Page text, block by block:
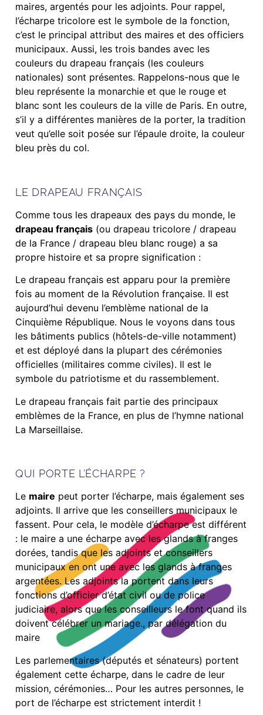
maires, argentés pour les adjoints. Pour rappel,
l’écharpe tricolore est le symbole de la fonction,
c’est le principal attribut des maires et des officiers
municipaux. Aussi, les trois bandes avec les
couleurs du drapeau français (les couleurs
nationales) sont présentes. Rappelons-nous que le
bleu représente la monarchie et que le rouge et
blanc sont les couleurs de la ville de Paris. En outre,
s’il y a différentes manières de la porter, la tradition
veut qu’elle soit posée sur l’épaule droite, la couleur
bleu près du col.
LE DRAPEAU FRANÇAIS
Comme tous les drapeaux des pays du monde, le
drapeau français (ou drapeau tricolore / drapeau
de la France / drapeau bleu blanc rouge) a sa
propre histoire et sa propre signification :
Le drapeau français est apparu pour la première
fois au moment de la Révolution française. Il est
aujourd’hui devenu l’emblème national de la
Cinquième République. Nous le voyons dans tous
les bâtiments publics (hôtels-de-ville notamment)
et est déployé dans la plupart des cérémonies
officielles (militaires comme civiles). Il est le
symbole du patriotisme et du rassemblement.
Le drapeau français fait partie des principaux
emblèmes de la France, en plus de l’hymne national
La Marseillaise.
QUI PORTE L’ÉCHARPE ?
Le maire peut porter l’écharpe, mais également ses
adjoints. Il arrive que les conseillers municipaux le
fassent. Pour cela, le modèle d’écharpe est différent
: le maire a une écharpe avec les glands à franges
dorées, tandis que les adjoints et conseillers
municipaux en ont une avec les glands à franges
argentées. Les adjoints la portent dans leurs
fonctions d’officier d’état civil ou de police
judiciaire, alors que les conseilleurs le font quand ils
doivent célébrer un mariage., par délégation du
maire
Les parlementaires (députés et sénateurs) portent
également cette écharpe, dans le cadre de leur
mission, cérémonies… Pour les autres personnes, le
port de l’écharpe est strictement interdit !